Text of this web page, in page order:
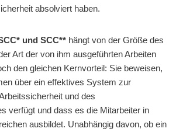
absolviert haben.
und SCC** hängt von der Größe des
Art der von ihm ausgeführten Arbeiten
den gleichen Kernvorteil: Sie beweisen,
über ein effektives System zur
und des
verfügt und dass es die Mitarbeiter in
ausbildet. Unabhängig davon, ob ein